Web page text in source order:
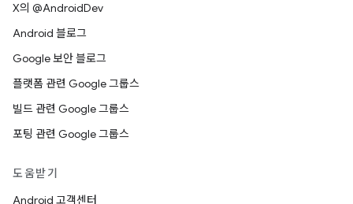
X의 @AndroidDev
Android 블로그
Google 보안 블로그
플랫폼 관련 Google 그룹스
빌드 관련 Google 그룹스
포팅 관련 Google 그룹스
도움받기
Android 고객센터